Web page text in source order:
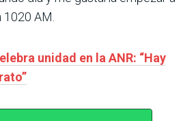
1020 AM.
unidad en la ANR: “Hay